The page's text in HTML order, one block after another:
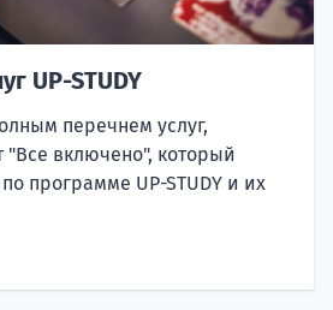
UP-STUDY
перечнем услуг,
"Все включено", который
программе UP-STUDY и их